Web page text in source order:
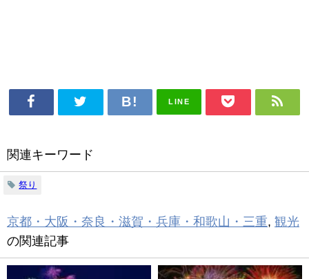
LINE
関連キーワード
祭り
京都・大阪・奈良・滋賀・兵庫・和歌山・三重
観光
の関連記事